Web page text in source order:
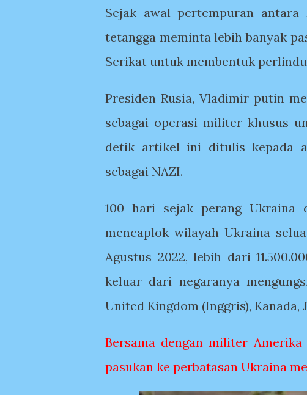
Sejak awal pertempuran
tetangga meminta lebih banyak
Serikat untuk membentuk
Presiden Rusia, Vladimir putin
sebagai operasi militer khusus
detik artikel ini ditulis kepada
sebagai NAZI.
100 hari sejak perang Ukraina
mencaplok wilayah Ukraina
Agustus 2022, lebih dari
keluar dari negaranya
United Kingdom (Inggris), Kanada,
Bersama dengan militer
pasukan ke perbatasan Ukraina